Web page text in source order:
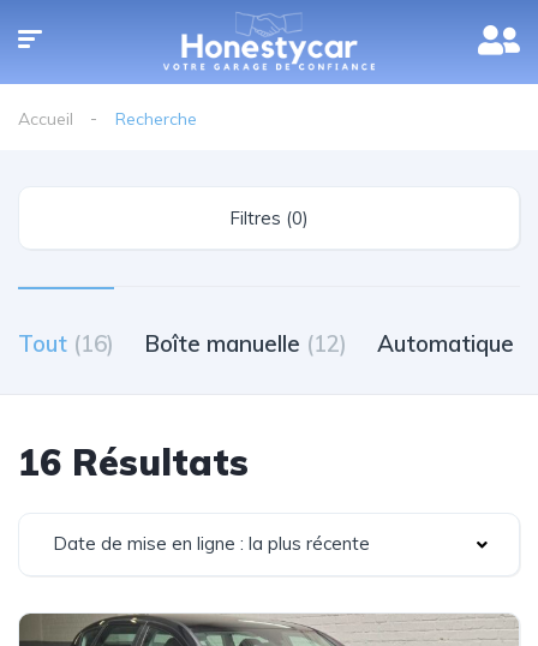
Accueil Recherche
Filtres (0)
Tout (16) Boîte manuelle (12) Automatique
16 Résultats
Date de mise en ligne : la plus récente